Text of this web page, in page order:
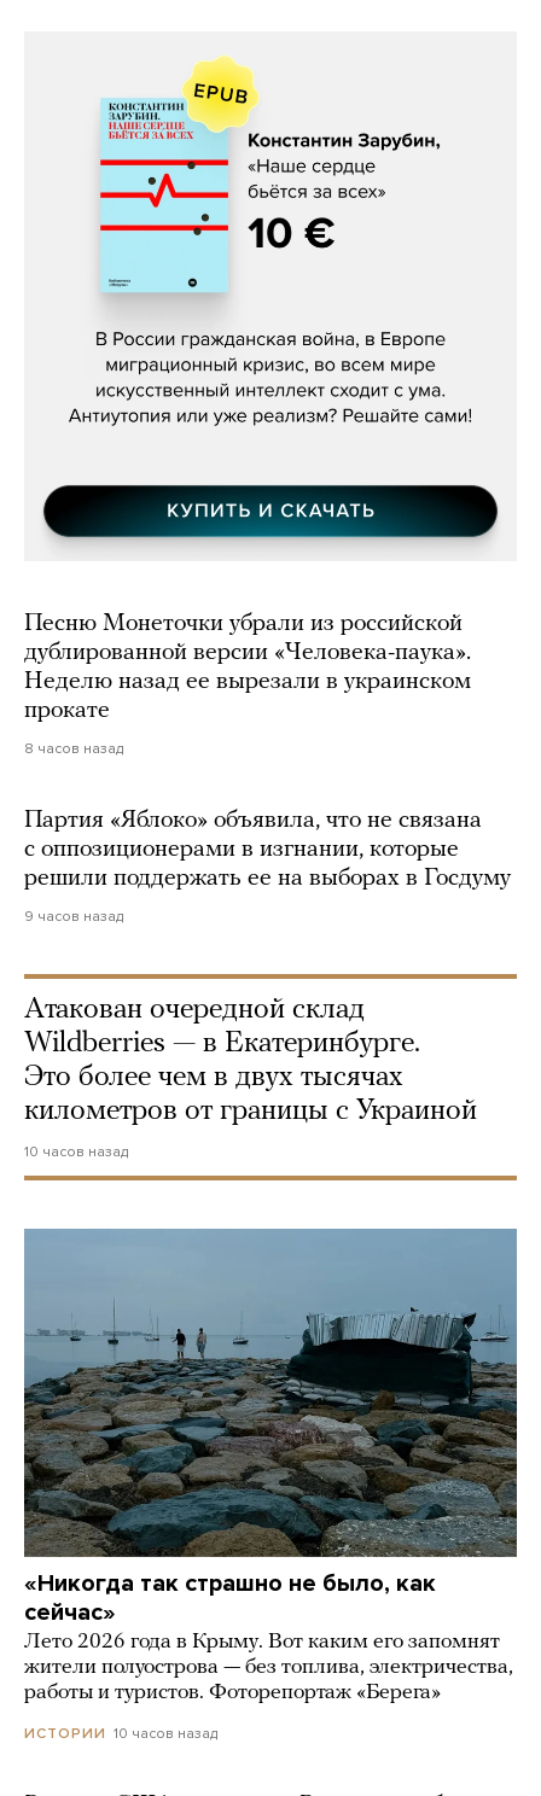
Константин Зарубин, «Наше сердце
Песню Монеточки убрали из российской
дублированной версии «Человека-паука».
Неделю назад ее вырезали в украинском
прокате
8 часов назад
Партия «Яблоко» объявила, что не связана
с оппозиционерами в изгнании, которые
решили поддержать ее на выборах в Госдуму
9 часов назад
Атакован очередной склад
Wildberries — в Екатеринбурге.
Это более чем в двух тысячах
километров от границы с Украиной
10 часов назад
«Никогда так страшно не было, как
сейчас»
Лето 2026 года в Крыму. Вот каким его запомнят
жители полуострова — без топлива, электричества,
работы и туристов. Фоторепортаж «Берега»
ИСТОРИИ 10 часов назад